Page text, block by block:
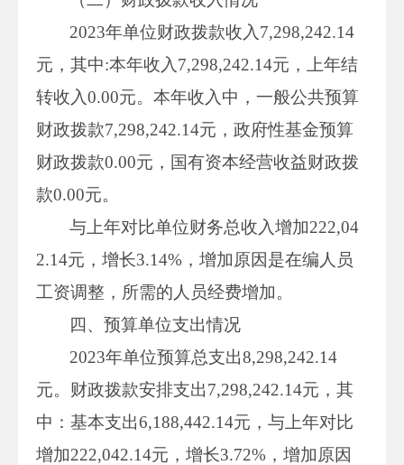
2023年单位财政拨款收入7,298,242.14
元，其中:本年收入7,298,242.14元，上年结
转收入0.00元。本年收入中，一般公共预算
财政拨款7,298,242.14元，政府性基金预算
财政拨款0.00元，国有资本经营收益财政拨
款0.00元。
与上年对比单位财务总收入增加222,04
2.14元，增长3.14%，增加原因是在编人员
工资调整，所需的人员经费增加。
四、预算单位支出情况
2023年单位预算总支出8,298,242.14
元。财政拨款安排支出7,298,242.14元，其
中：基本支出6,188,442.14元，与上年对比
增加222,042.14元，增长3.72%，增加原因